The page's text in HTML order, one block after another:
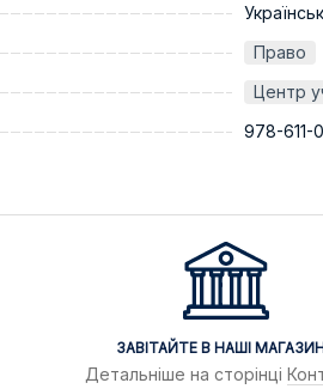
Право
Центр
978-611-
ЗАВІТАЙТЕ В НАШІ
Детальніше на сторінці